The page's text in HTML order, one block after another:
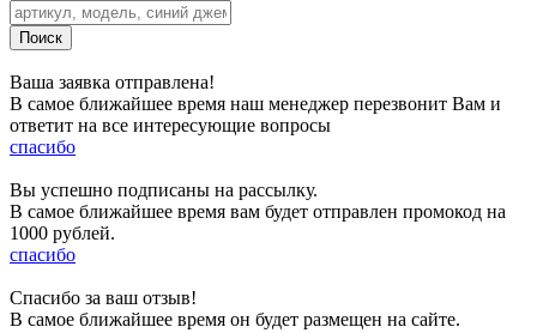
Ваша заявка отправлена!
В самое ближайшее время наш менеджер перезвонит Вам и
ответит на все интересующие вопросы
спасибо
Вы успешно подписаны на рассылку.
В самое ближайшее время вам будет отправлен промокод на
1000 рублей.
спасибо
Спасибо за ваш отзыв!
В самое ближайшее время он будет размещен на сайте.